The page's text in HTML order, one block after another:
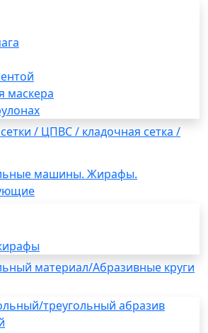
маскера
/ ЦПВС / кладочная сетка /
машины. Жирафы.
материал/Абразивные круги
треугольный абразив